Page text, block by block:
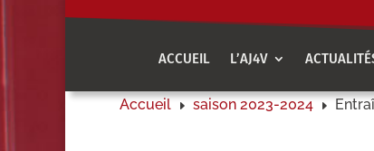
ACCUEIL L’AJ4V
Accueil E saison 2023-2024 E